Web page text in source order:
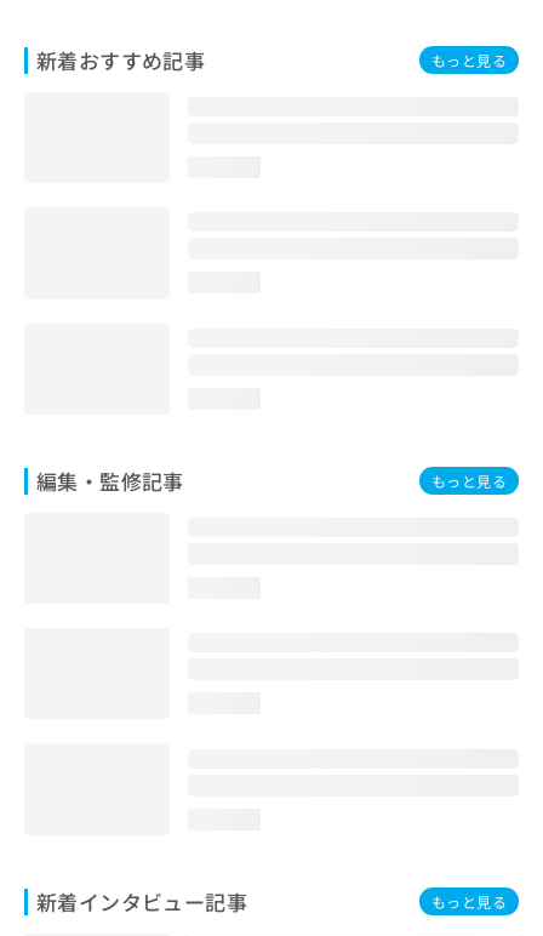
新着おすすめ記事 もっと見る
編集・監修記事 もっと見る
新着インタビュー記事 もっと見る
い